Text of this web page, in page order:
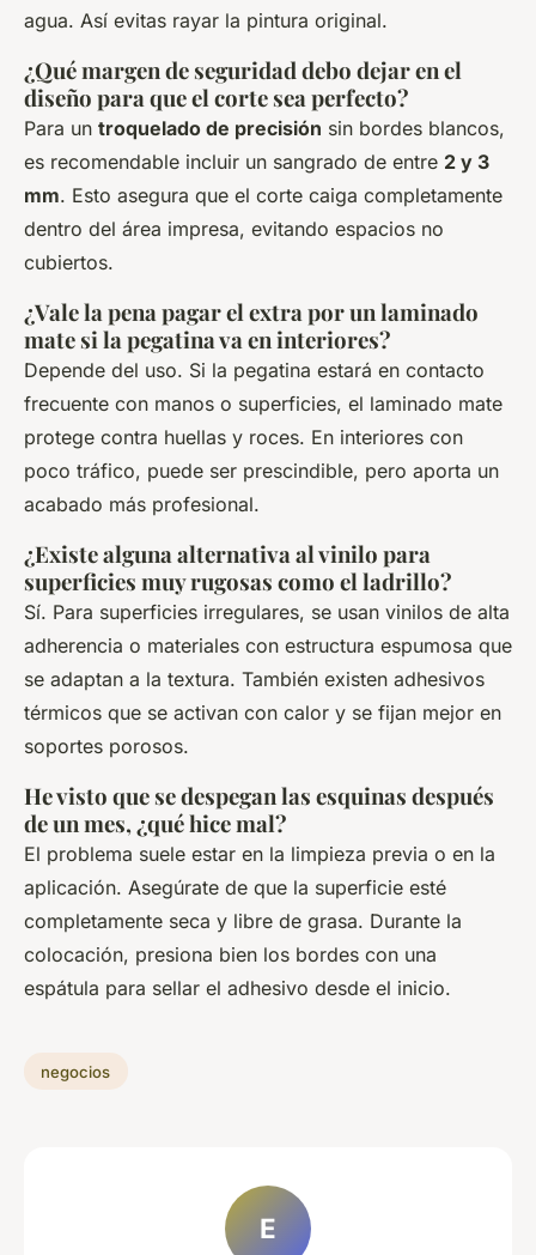
agua. Así evitas rayar la pintura original.
¿Qué margen de seguridad debo dejar en el
diseño para que el corte sea perfecto?
Para un troquelado de precisión sin bordes blancos,
es recomendable incluir un sangrado de entre 2 y 3
mm. Esto asegura que el corte caiga completamente
dentro del área impresa, evitando espacios no
cubiertos.
¿Vale la pena pagar el extra por un laminado
mate si la pegatina va en interiores?
Depende del uso. Si la pegatina estará en contacto
frecuente con manos o superficies, el laminado mate
protege contra huellas y roces. En interiores con
poco tráfico, puede ser prescindible, pero aporta un
acabado más profesional.
¿Existe alguna alternativa al vinilo para
superficies muy rugosas como el ladrillo?
Sí. Para superficies irregulares, se usan vinilos de alta
adherencia o materiales con estructura espumosa que
se adaptan a la textura. También existen adhesivos
térmicos que se activan con calor y se fijan mejor en
soportes porosos.
He visto que se despegan las esquinas después
de un mes, ¿qué hice mal?
El problema suele estar en la limpieza previa o en la
aplicación. Asegúrate de que la superficie esté
completamente seca y libre de grasa. Durante la
colocación, presiona bien los bordes con una
espátula para sellar el adhesivo desde el inicio.
negocios
E